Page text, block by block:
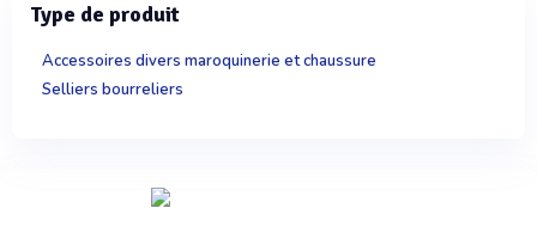
Type de produit
Accessoires divers maroquinerie et chaussure
Selliers bourreliers